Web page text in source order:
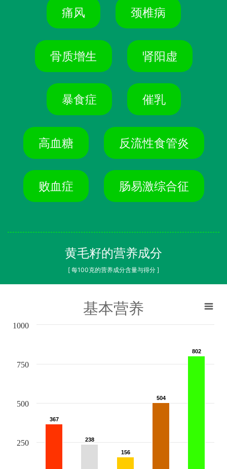
痛风 颈椎病
骨质增生 肾阳虚
暴食症 催乳
高血糖 反流性食管炎
败血症 肠易激综合征
黄毛籽的营养成分
[ 每100克的营养成分含量与得分 ]
基本营养
367
367
238
238
156
156
504
504
802
802
250
500
750
1000